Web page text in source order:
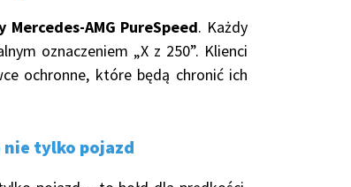
Mercedes-AMG PureSpeed. Każdy
oznaczeniem „X z 250”. Klienci
ochronne, które będą chronić ich
nie tylko pojazd